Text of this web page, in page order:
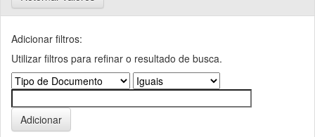
Adicionar filtros:
Utilizar filtros para refinar o resultado de busca.